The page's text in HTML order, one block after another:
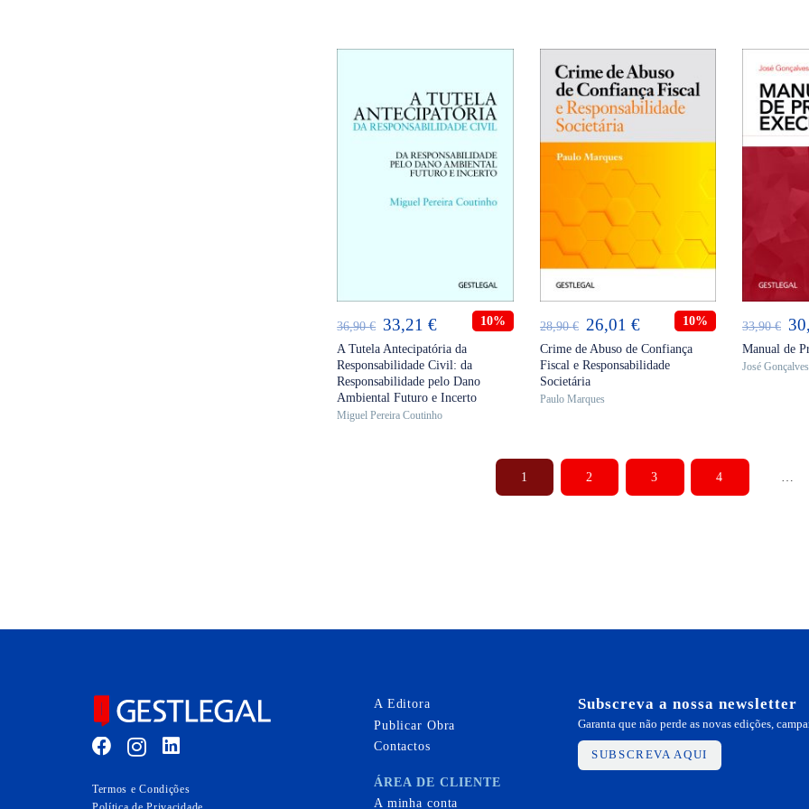
36,90€ O
preço
original
era:
36,90 €.
33,21€O
preço
atual
é:
33,21 €.
10%
A Tutela Antecipatória da
Responsabilidade Civil: da
Responsabilidade pelo Dano
Ambiental Futuro e Incerto
Miguel Pereira Coutinho
ADICIONAR
28,90€ O
preço
original
era:
26,01 €O
preço
atual
10%
Crime de Abuso de Confiança
Fiscal e Responsabilidade
Societária
Paulo Marques
33,90€ O
Manual de
José
1 2 3 4
Termos e Condições
A Editora
Publicar Obra
Contactos
ÁREA DE CLIENTE
A minha conta
Subscreva a nossa newsletter
Garanta que não perde as novas edições,
SUBSCREVA AQUI